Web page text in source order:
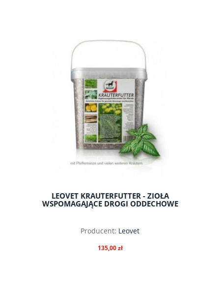
LEOVET KRAUTERFUTTER - ZIOŁA
WSPOMAGAJĄCE DROGI ODDECHOWE
Producent: Leovet
135,00 zł